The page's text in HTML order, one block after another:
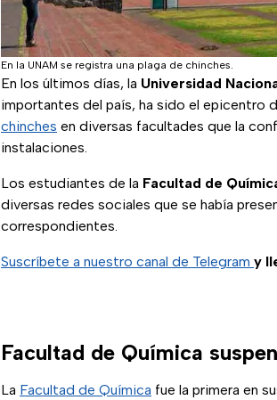
En la UNAM se registra una plaga de chinches.
En los últimos días, la Universidad
importantes del país, ha sido el epicentro
chinches en diversas facultades que la
instalaciones.
Los estudiantes de la Facultad de
diversas redes sociales que se había
correspondientes.
Suscríbete a nuestro canal de Telegram y
Facultad de Química
La Facultad de Química fue la primera en